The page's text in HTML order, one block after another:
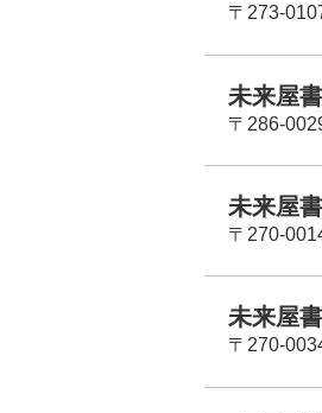
〒273-
未来屋
〒286-
未来屋
〒270-
未来屋
〒270-